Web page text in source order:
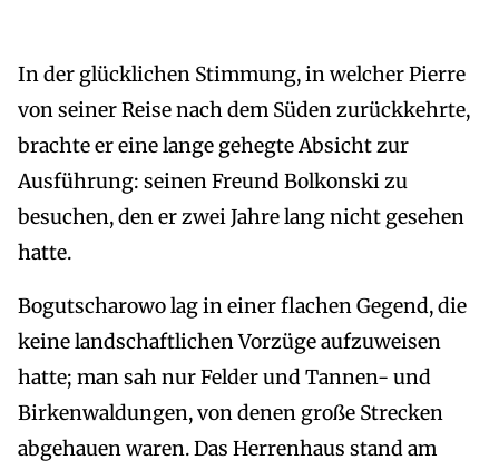
In der glücklichen Stimmung, in welcher Pierre
von seiner Reise nach dem Süden zurückkehrte,
brachte er eine lange gehegte Absicht zur
Ausführung: seinen Freund Bolkonski zu
besuchen, den er zwei Jahre lang nicht gesehen
hatte.
Bogutscharowo lag in einer flachen Gegend, die
keine landschaftlichen Vorzüge aufzuweisen
hatte; man sah nur Felder und Tannen- und
Birkenwaldungen, von denen große Strecken
abgehauen waren. Das Herrenhaus stand am